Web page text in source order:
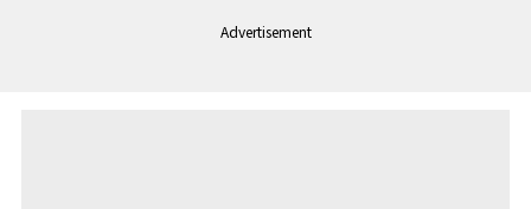
Advertisement